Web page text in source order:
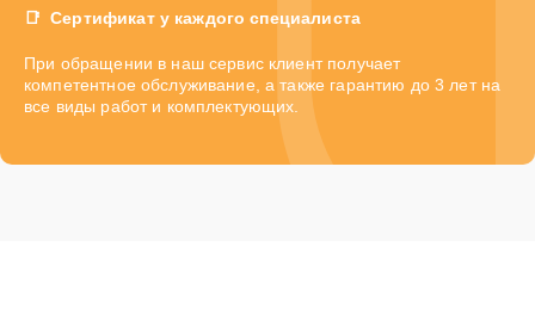
Сертификат у каждого специалиста
При обращении в наш сервис клиент получает
компетентное обслуживание, а также гарантию до 3 лет на
все виды работ и комплектующих.